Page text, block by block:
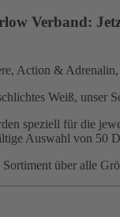
Verband:
Action &
Weiß, unser
speziell für die
Auswahl von 50
Sortiment über alle